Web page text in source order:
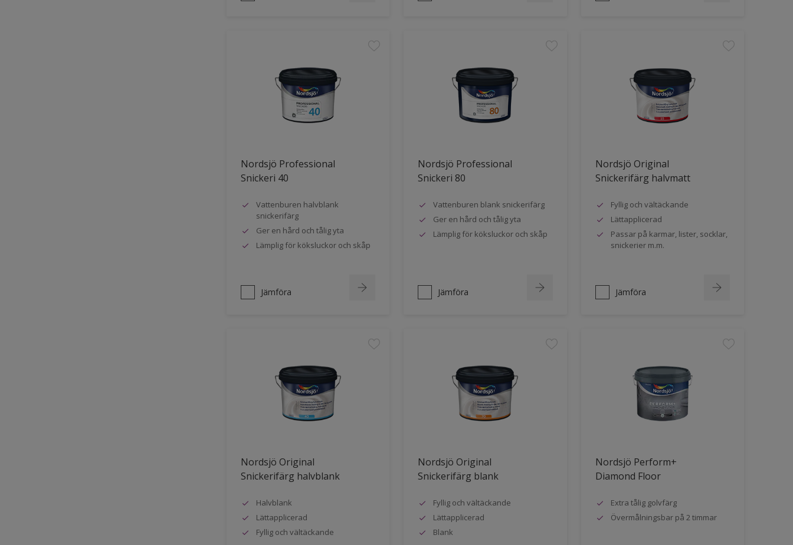
Nordsjö Professional
Snickeri 40
Vattenburen halvblank
snickerifärg
Ger en hård och tålig yta
Lämplig för köksluckor och skåp
Jämföra
Nordsjö Professional
Snickeri 80
Vattenburen blank snickerifärg
Ger en hård och tålig yta
Lämplig för köksluckor och skåp
Jämföra
Nordsjö Original
Snickerifärg halvmatt
Fyllig och vältäckande
Lättapplicerad
Passar på karmar, lister, socklar,
snickerier m.m.
Jämföra
Nordsjö Original
Snickerifärg halvblank
Halvblank
Lättapplicerad
Fyllig och vältäckande
Nordsjö Original
Snickerifärg blank
Fyllig och vältäckande
Lättapplicerad
Blank
Nordsjö Perform+
Diamond Floor
Extra tålig golvfärg
Övermålningsbar på 2 timmar